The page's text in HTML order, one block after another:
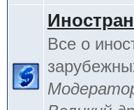
Все о